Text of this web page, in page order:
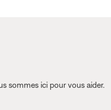
sommes ici pour vous aider.